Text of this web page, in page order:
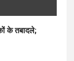
के तबादले;